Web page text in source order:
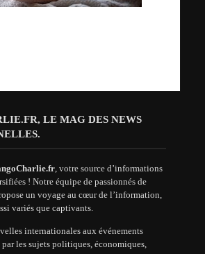
LE MAG DES NEWS
, votre source d’informations
! Notre équipe de passionnés de
un voyage au cœur de l’information,
variés que captivants.
internationales aux événements
les sujets politiques, économiques,